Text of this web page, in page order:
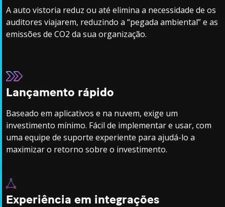
A auto vistoria reduz ou até elimina a necessidade de os
auditores viajarem, reduzindo a “pegada ambiental” e as
emissões de CO2 da sua organização.
Lançamento rápido
Baseado em aplicativos e na nuvem, exige um
investimento mínimo. Fácil de implementar e usar, com
uma equipe de suporte experiente para ajudá-lo a
maximizar o retorno sobre o investimento.
Experiência em integrações